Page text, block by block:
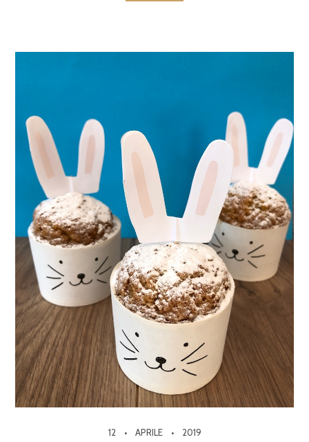
12 APRILE 2019